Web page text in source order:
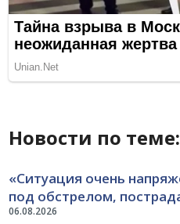
Новости по теме:
06.08.2026
«Ситуация очень
под обстрелом,